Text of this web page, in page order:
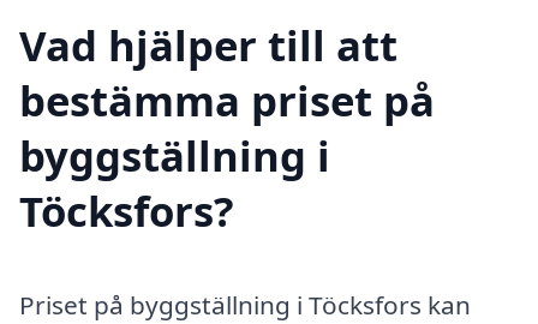
Vad hjälper till att
bestämma priset på
byggställning i
Töcksfors?
Priset på byggställning i Töcksfors kan